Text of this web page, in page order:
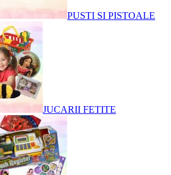
PUSTI SI PISTOALE
JUCARII FETITE